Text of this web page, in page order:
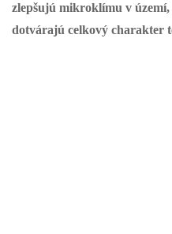
zlepšujú mikroklímu v
dotvárajú celkový charakter